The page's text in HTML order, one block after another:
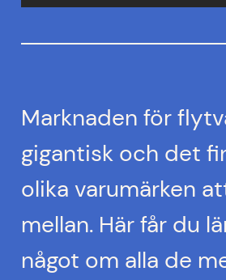
Marknaden för
gigantisk och det
olika varumärken
mellan. Här får du
något om alla de